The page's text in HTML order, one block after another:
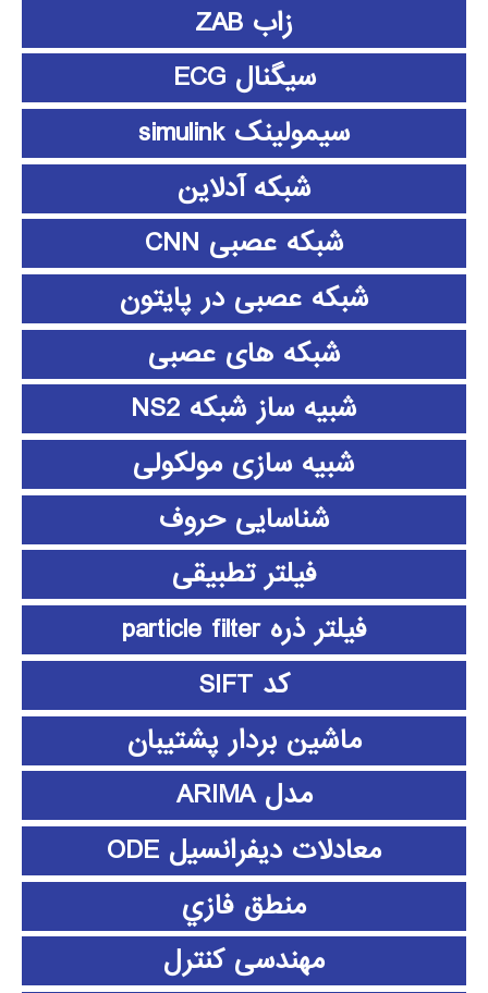
زاب ZAB
سیگنال ECG
سیمولینک simulink
شبکه آدلاین
شبکه عصبی CNN
شبکه عصبی در پایتون
شبکه های عصبی
شبیه ساز شبکه NS2
شبیه سازی مولکولی
شناسایی حروف
فیلتر تطبیقی
فیلتر ذره particle filter
کد SIFT
ماشین بردار پشتیبان
مدل ARIMA
معادلات دیفرانسیل ODE
منطق فازي
مهندسی کنترل